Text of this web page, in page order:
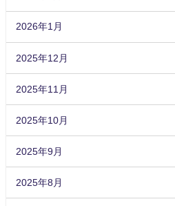
2026年1月
2025年12月
2025年11月
2025年10月
2025年9月
2025年8月